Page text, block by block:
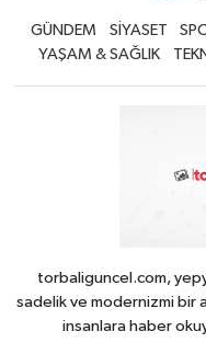
GÜNDEM SİYASET
YAŞAM & SAĞLIK
torbaliguncel.com,
sadelik ve modernizmi bir
insanlara haber